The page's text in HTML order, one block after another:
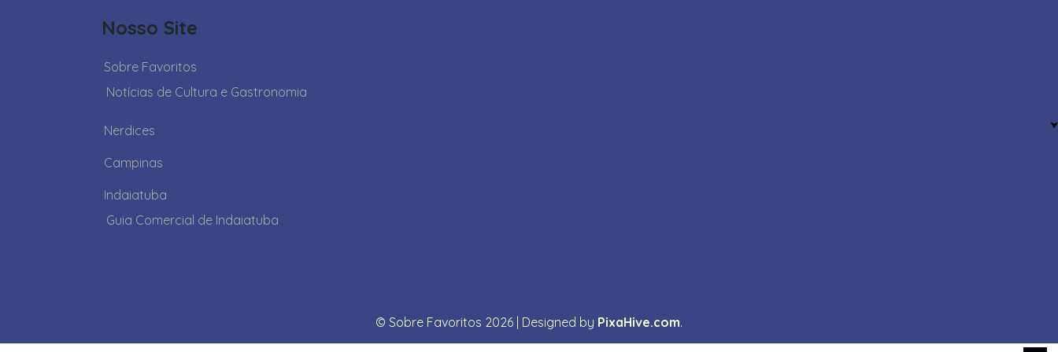
Nosso Site
Sobre Favoritos
Notícias de Cultura e Gastronomia
Nerdices
Campinas
Indaiatuba
Guia Comercial de Indaiatuba
© Sobre Favoritos 2026 Designed by PixaHive.com.